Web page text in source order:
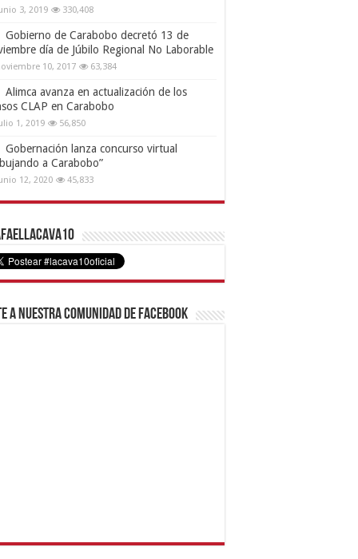
3, 2019 330,408
Gobierno de Carabobo decretó 13 de
día de Júbilo Regional No Laborable
10, 2017 63,384
Alimca avanza en actualización de los
CLAP en Carabobo
1, 2019 56,850
Gobernación lanza concurso virtual
a Carabobo”
12, 2020 45,833
a nuestra comunidad de Facebook